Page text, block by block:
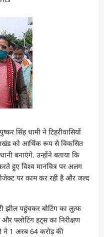
सिंह धामी ने टिहरीवासियों
को आर्थिक रूप से विकसित
बनाएंगे. उन्होंने बताया कि
हुए विश्व मानचित्र पर अलग
पर काम कर रही है और जल्द
झील पहुंचकर बोटिंग का लुत्फ
फ्लोटिंग हट्स का निरीक्षण
ने 1 अरब 64 करोड़ की